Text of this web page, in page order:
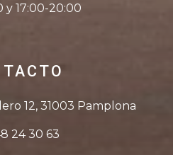
y 17:00-20:00
12, 31003 Pamplona
24 30 63